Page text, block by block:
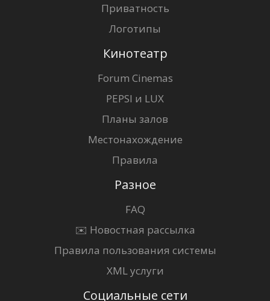
Приватность
Логотипы
Кинотеатр
Forum Cinemas
PEPSI и LUX
Планы залов
Местонахождение
Правила
Разное
FAQ
✉️ Новостная рассылка
Правила пользования системы
XML услуги
Социальные сети